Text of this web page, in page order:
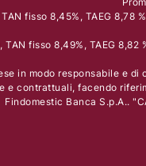
fisso 8,45%, TAEG
TAN fisso 8,49%, TAEG
in modo responsabile e
e contrattuali, facendo
Findomestic Banca S.p.A..